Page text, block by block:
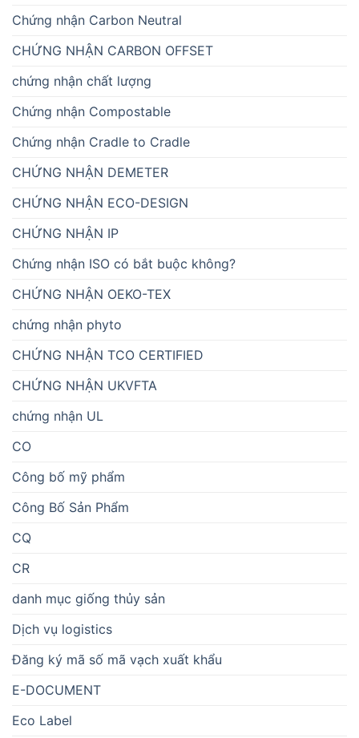
Chứng nhận Carbon Neutral
CHỨNG NHẬN CARBON OFFSET
chứng nhận chất lượng
Chứng nhận Compostable
Chứng nhận Cradle to Cradle
CHỨNG NHẬN DEMETER
CHỨNG NHẬN ECO-DESIGN
CHỨNG NHẬN IP
Chứng nhận ISO có bắt buộc không?
CHỨNG NHẬN OEKO-TEX
chứng nhận phyto
CHỨNG NHẬN TCO CERTIFIED
CHỨNG NHẬN UKVFTA
chứng nhận UL
CO
Công bố mỹ phẩm
Công Bố Sản Phẩm
CQ
CR
danh mục giống thủy sản
Dịch vụ logistics
Đăng ký mã số mã vạch xuất khẩu
E-DOCUMENT
Eco Label